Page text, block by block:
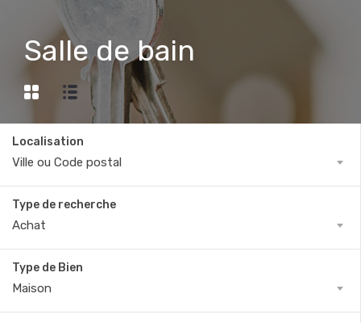
Salle de bain
Localisation
Ville ou Code postal
Type de recherche
Achat
Type de Bien
Maison